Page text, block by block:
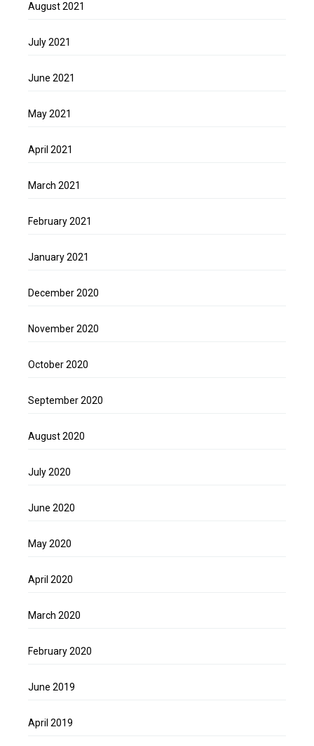
August 2021
July 2021
June 2021
May 2021
April 2021
March 2021
February 2021
January 2021
December 2020
November 2020
October 2020
September 2020
August 2020
July 2020
June 2020
May 2020
April 2020
March 2020
February 2020
June 2019
April 2019